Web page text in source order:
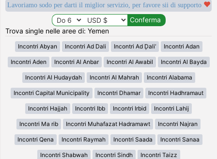
Lavoriamo sodo per darti il miglior servizio, per favore sii di supporto
Trova single nelle aree di: Yemen
Incontri Abyan Incontri Ad Dali Incontri Ad Ḑali‘ Incontri Adan
Incontri Aden Incontri Al Anbar Incontri Al Awabil Incontri Al Bayda
Incontri Al Hudaydah Incontri Al Mahrah Incontri Alabama
Incontri Capital Municipality Incontri Dhamar Incontri Hadhramaut
Incontri Hajjah Incontri Ibb Incontri Irbid Incontri Lahij
Incontri Ma rib Incontri Muhafazat Hadramawt Incontri Najran
Incontri Qena Incontri Raymah Incontri Saada Incontri Sanaa
Incontri Shabwah Incontri Sindh Incontri Taizz